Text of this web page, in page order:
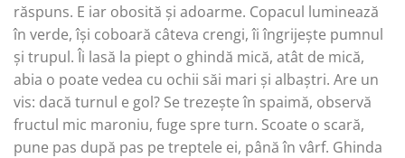
răspuns. E iar obosită și adoarme. Copacul luminează
în verde, își coboară câteva crengi, îi îngrijește pumnul
și trupul. Îi lasă la piept o ghindă mică, atât de mică,
abia o poate vedea cu ochii săi mari și albaștri. Are un
vis: dacă turnul e gol? Se trezește în spaimă, observă
fructul mic maroniu, fuge spre turn. Scoate o scară,
pune pas după pas pe treptele ei, până în vârf. Ghinda